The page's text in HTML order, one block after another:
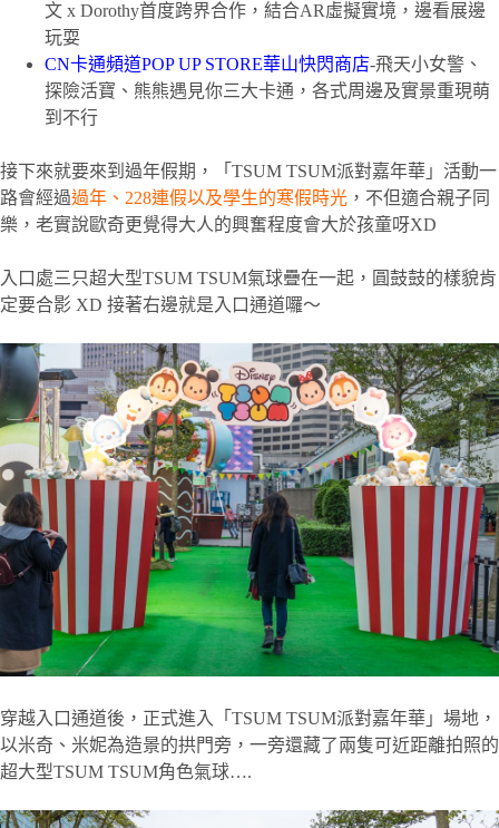
文 x Dorothy首度跨界合作，結合AR虛擬實境，邊看展邊
玩耍
CN卡通頻道POP UP STORE華山快閃商店-飛天小女警、
探險活寶、熊熊遇見你三大卡通，各式周邊及實景重現萌
到不行
接下來就要來到過年假期，「TSUM TSUM派對嘉年華」活動一
路會經過過年、228連假以及學生的寒假時光 ，不但適合親子同
樂，老實說歐奇更覺得大人的興奮程度會大於孩童呀XD
入口處三只超大型TSUM TSUM氣球疊在一起，圓鼓鼓的樣貌肯
定要合影 XD 接著右邊就是入口通道囉～
穿越入口通道後，正式進入「TSUM TSUM派對嘉年華」場地，
以米奇、米妮為造景的拱門旁，一旁還藏了兩隻可近距離拍照的
超大型TSUM TSUM角色氣球….